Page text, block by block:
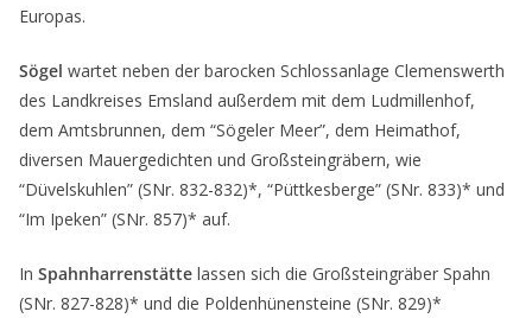
Europas.
Sögel wartet neben der barocken Schlossanlage Clemenswerth
des Landkreises Emsland außerdem mit dem Ludmillenhof,
dem Amtsbrunnen, dem “Sögeler Meer”, dem Heimathof,
diversen Mauergedichten und Großsteingräbern, wie
“Düvelskuhlen” (SNr. 832-832)*, “Püttkesberge” (SNr. 833)* und
“Im Ipeken” (SNr. 857)* auf.
In Spahnharrenstätte lassen sich die Großsteingräber Spahn
(SNr. 827-828)* und die Poldenhünensteine (SNr. 829)*